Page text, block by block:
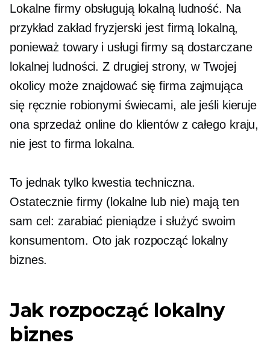
Lokalne firmy obsługują lokalną ludność. Na
przykład zakład fryzjerski jest firmą lokalną,
ponieważ towary i usługi firmy są dostarczane
lokalnej ludności. Z drugiej strony, w Twojej
okolicy może znajdować się firma zajmująca
się ręcznie robionymi świecami, ale jeśli kieruje
ona sprzedaż online do klientów z całego kraju,
nie jest to firma lokalna.
To jednak tylko kwestia techniczna.
Ostatecznie firmy (lokalne lub nie) mają ten
sam cel: zarabiać pieniądze i służyć swoim
konsumentom. Oto jak rozpocząć lokalny
biznes.
Jak rozpocząć lokalny
biznes